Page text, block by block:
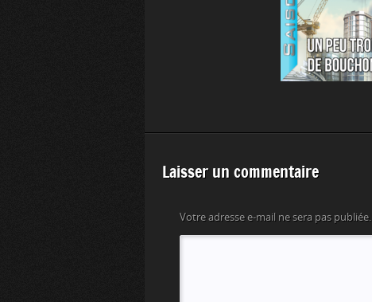
Laisser un commentaire
Votre adresse e-mail ne sera pas publiée.